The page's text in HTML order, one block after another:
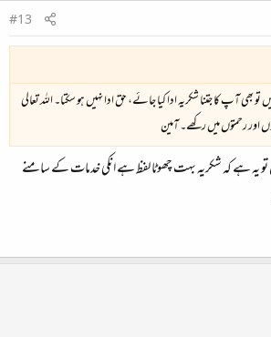
#13
تو بھی آپ کا جتنا شکریہ ادا کیا جائے، حق ادا نہیں ہو سکتا۔ اللہ تعالی
اور رحمتوں میں رکھے۔ آمین
تو یہ ہے کہ شکریہ بہت چھوٹا لفظ ہے انکی خدمات کے سامنے